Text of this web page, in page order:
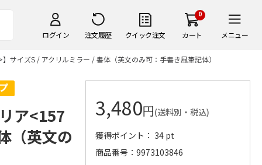
ログイン 注文履歴 クイック注文
0
カート メニュー
サイズS / アクリルミラー / 書体（英文のみ可：手書き風筆記体）
ア<157
（英文の
3,480円(送料別・税込)
獲得ポイント： 34 pt
商品番号
9973103846